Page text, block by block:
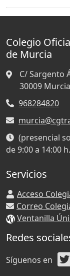
Colegio
de Murcia
C/ Sargento
30009 Murcia
968284820
(presencial
de 9:00 a 14:00
Servicios
Acceso
Correo
Ventanilla
Redes
Síguenos en